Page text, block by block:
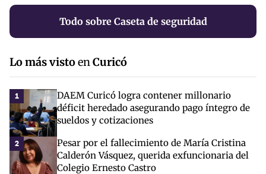
Todo sobre Caseta de seguridad
Lo más vistoenCuricó
1
DAEM Curicó logra contener millonario
déficit heredado asegurando pago íntegro de
sueldos y cotizaciones
2
Pesar por el fallecimiento de María Cristina
Calderón Vásquez, querida exfuncionaria del
Colegio Ernesto Castro